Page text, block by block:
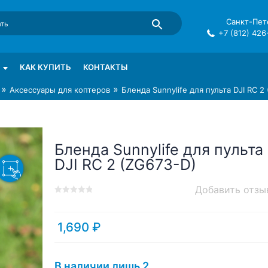
в СПб
Санкт-
+7 (812)
КАК КУПИТЬ КОНТАКТЫ
» Аксессуары для коптеров » Бленда Sunnylife для пульта DJI RC 2
Бленда Sunnylife для пульта
DJI RC 2 (ZG673-D)
of
based
Добавить
1,690 ₽